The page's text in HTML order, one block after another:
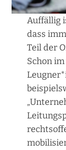
Auffällig
dass
Teil der
Schon